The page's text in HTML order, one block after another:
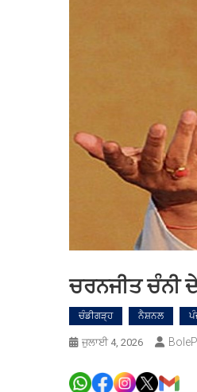
ਚਰਨਜੀਤ ਚੰਨੀ
ਚੰਡੀਗੜ੍ਹ ਨੈਸ਼ਨਲ
ਜੁਲਾਈ 4, 2026